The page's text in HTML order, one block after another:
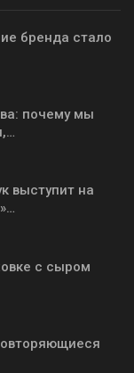
бренда стало
почему мы
выступит на
с сыром